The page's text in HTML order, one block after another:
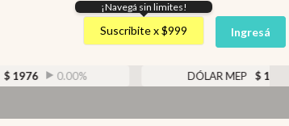
Argentina
España
USA
¡Navegá sin limites!
Suscribite x $999 Ingresá
0.00% DÓLAR MEP $1526,28 0.45